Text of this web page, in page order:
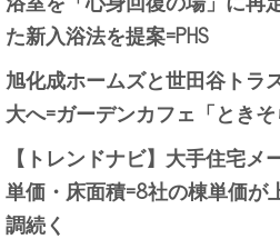
た新入浴法を提案=PHS
旭化成ホームズと世田谷トラ
大へ=ガーデンカフェ「とき
【トレンドナビ】大手住宅
単価・床面積=8社の棟単価が
調続く